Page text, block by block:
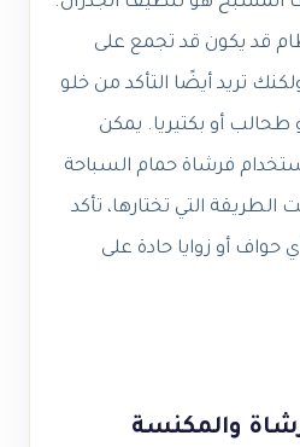
قد يكون قد تجمع على
تريد أيضًا التأكد من خلو
طحالب أو بكتيريا. يمكن
فرشاة حمام السباحة
الطريقة التي تختارها، تأكد
أو زوايا حادة على
والمكنسة